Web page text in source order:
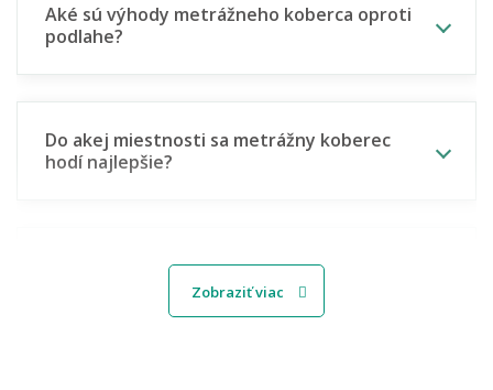
Aké sú výhody metrážneho koberca oproti
podlahe?
Do akej miestnosti sa metrážny koberec
hodí najlepšie?
Hodí se metrážny koberec aj do kancelárie
Zobraziť viac